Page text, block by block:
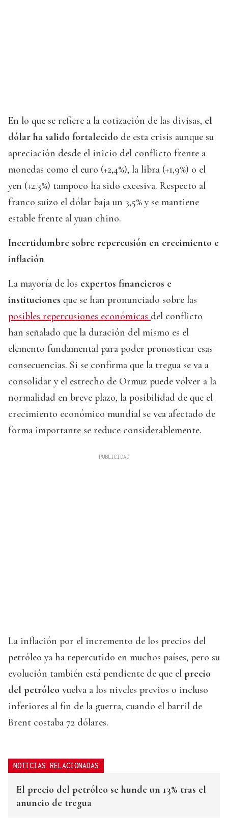
En lo que se refiere a la cotización de las divisas, el
dólar ha salido fortalecido de esta crisis aunque su
apreciación desde el inicio del conflicto frente a
monedas como el euro (+2,4%), la libra (+1,9%) o el
yen (+2.3%) tampoco ha sido excesiva. Respecto al
franco suizo el dólar baja un 3,5% y se mantiene
estable frente al yuan chino.
Incertidumbre sobre repercusión en crecimiento e
inflación
La mayoría de los expertos financieros e
instituciones que se han pronunciado sobre las
posibles repercusiones económicas del conflicto
han señalado que la duración del mismo es el
elemento fundamental para poder pronosticar esas
consecuencias. Si se confirma que la tregua se va a
consolidar y el estrecho de Ormuz puede volver a la
normalidad en breve plazo, la posibilidad de que el
crecimiento económico mundial se vea afectado de
forma importante se reduce considerablemente.
La inflación por el incremento de los precios del
petróleo ya ha repercutido en muchos países, pero su
evolución también está pendiente de que el precio
del petróleo vuelva a los niveles previos o incluso
inferiores al fin de la guerra, cuando el barril de
Brent costaba 72 dólares.
NOTICIAS RELACIONADAS
El precio del petróleo se hunde un 13% tras el
anuncio de tregua